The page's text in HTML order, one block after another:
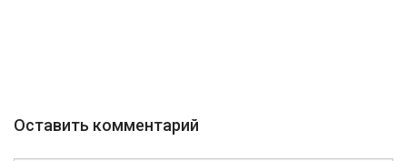
Оставить комментарий